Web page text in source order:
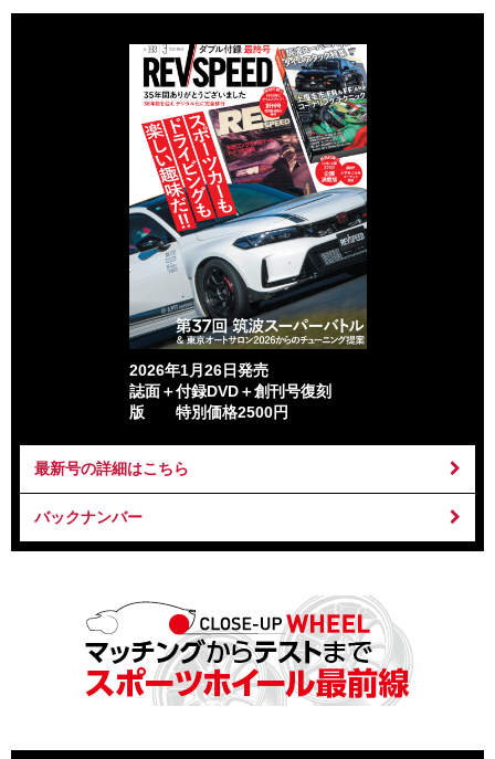
2026年1月26日発売
誌面＋付録DVD＋創刊号復刻
版 特別価格2500円
最新号の詳細はこちら
バックナンバー